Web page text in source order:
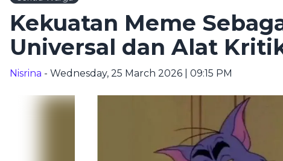
Kekuatan Meme
Universal dan Alat
Nisrina - Wednesday, 25 March 2026 | 09:15 PM